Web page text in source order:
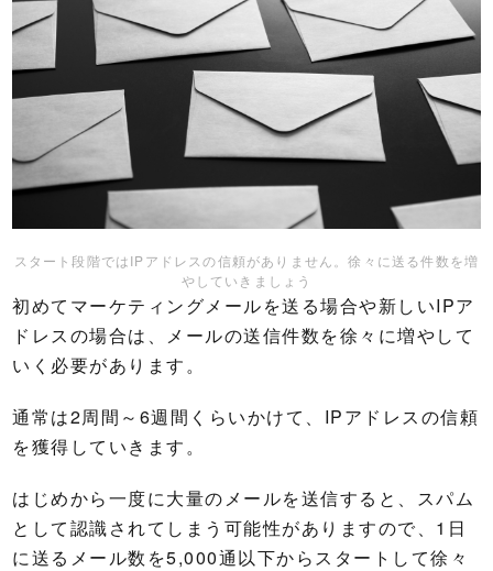
スタート段階ではIPアドレスの信頼がありません。徐々に送る件数を増
やしていきましょう
初めてマーケティングメールを送る場合や新しいIPア
ドレスの場合は、メールの送信件数を徐々に増やして
いく必要があります。
通常は2周間～6週間くらいかけて、IPアドレスの信頼
を獲得していきます。
はじめから一度に大量のメールを送信すると、スパム
として認識されてしまう可能性がありますので、1日
に送るメール数を5,000通以下からスタートして徐々